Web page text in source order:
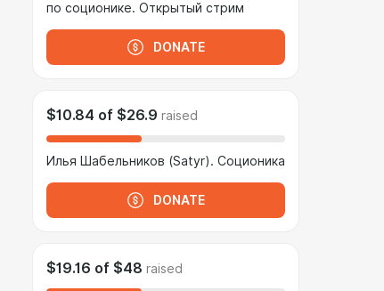
по соционике. Открытый стрим
DONATE
$10.84 of $26.9 raised
Илья Шабельников (Satyr). Соционика
DONATE
$19.16 of $48 raised